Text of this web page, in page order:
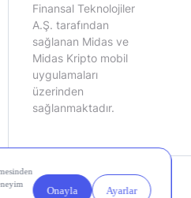
Finansal Teknolojiler
A.Ş. tarafından
sağlanan Midas ve
Midas Kripto mobil
uygulamaları
üzerinden
sağlanmaktadır.